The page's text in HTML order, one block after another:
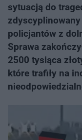
sytuacją do
policjantów z
Sprawa
2500 tysiąca
które trafiły na